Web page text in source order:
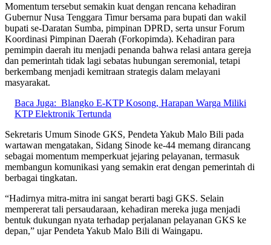
Momentum tersebut semakin kuat dengan rencana kehadiran
Gubernur Nusa Tenggara Timur bersama para bupati dan wakil
bupati se-Daratan Sumba, pimpinan DPRD, serta unsur Forum
Koordinasi Pimpinan Daerah (Forkopimda). Kehadiran para
pemimpin daerah itu menjadi penanda bahwa relasi antara gereja
dan pemerintah tidak lagi sebatas hubungan seremonial, tetapi
berkembang menjadi kemitraan strategis dalam melayani
masyarakat.
Baca Juga: Blangko E-KTP Kosong, Harapan Warga Miliki
KTP Elektronik Tertunda
Sekretaris Umum Sinode GKS, Pendeta Yakub Malo Bili pada
wartawan mengatakan, Sidang Sinode ke-44 memang dirancang
sebagai momentum memperkuat jejaring pelayanan, termasuk
membangun komunikasi yang semakin erat dengan pemerintah di
berbagai tingkatan.
“Hadirnya mitra-mitra ini sangat berarti bagi GKS. Selain
mempererat tali persaudaraan, kehadiran mereka juga menjadi
bentuk dukungan nyata terhadap perjalanan pelayanan GKS ke
depan,” ujar Pendeta Yakub Malo Bili di Waingapu.